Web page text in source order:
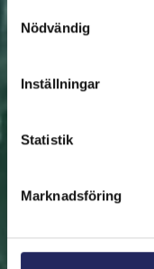
Nödvändig
Inställningar
Statistik
Marknadsföring
Hjälp oss att
räddade biten